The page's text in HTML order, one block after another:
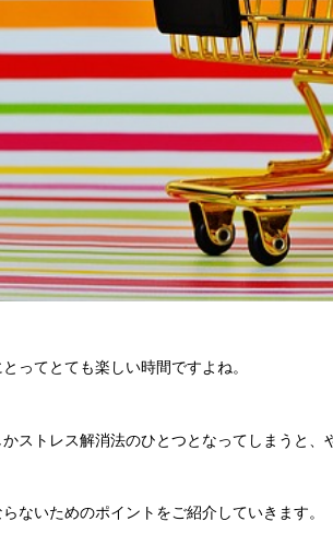
ってとても楽しい時間ですよね。
ストレス解消法のひとつとなってしまうと
ないためのポイントをご紹介していきます。